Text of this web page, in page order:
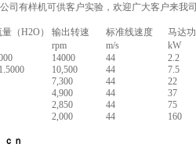
司有样机可供客户实验，欢迎广大客户来我
（H2O） 输出转速 标准线速度 马达
rpm m/s
kW
14000 44 2.2
10,500 44 7.5
7,300 44 22
4,900 44 37
2,850 44 75
2,000 44 160
ｃｎ